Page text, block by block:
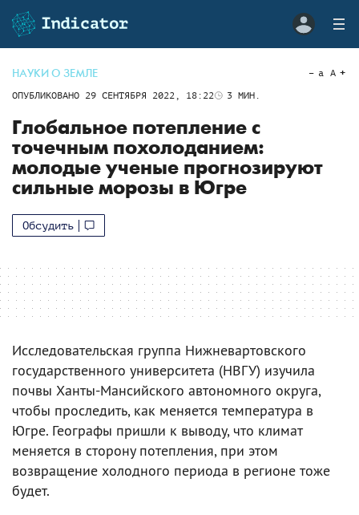
НАУКИ О ЗЕМЛЕ
ОПУБЛИКОВАНО 29 СЕНТЯБРЯ 2022, 18:22 3 МИН.
a A
Глобальное потепление с
точечным похолоданием:
молодые ученые прогнозируют
сильные морозы в Югре
Обсудить
Исследовательская группа Нижневартовского
государственного университета (НВГУ) изучила
почвы Ханты-Мансийского автономного округа,
чтобы проследить, как меняется температура в
Югре. Географы пришли к выводу, что климат
меняется в сторону потепления, при этом
возвращение холодного периода в регионе тоже
будет.